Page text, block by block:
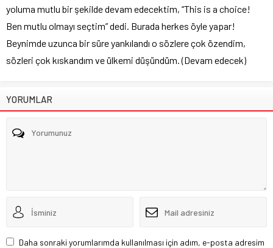
yoluma mutlu bir şekilde devam edecektim, “This is a choice!
Ben mutlu olmayı seçtim” dedi. Burada herkes öyle yapar!
Beynimde uzunca bir süre yankılandı o sözlere çok özendim,
sözleri çok kıskandım ve ülkemi düşündüm. (Devam edecek)
YORUMLAR
Daha sonraki yorumlarımda kullanılması için adım, e-posta adresim